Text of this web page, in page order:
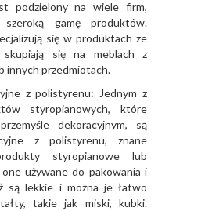
podzielony na wiele firm,
gamę produktów.
się w produktach ze
skupiają się na meblach z
innych przedmiotach.
z polistyrenu: Jednym z
styropianowych, które
dekoracyjnym, są
z polistyrenu, znane
styropianowe lub
używane do pakowania i
są lekkie i można je łatwo
takie jak miski, kubki.